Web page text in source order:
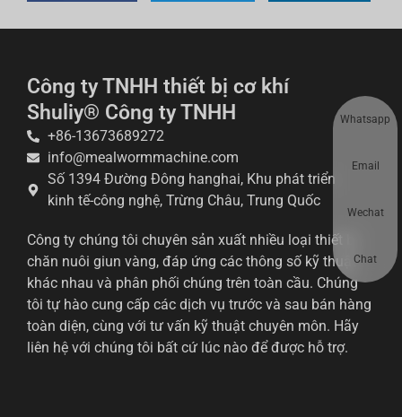
Công ty TNHH thiết bị cơ khí
Shuliy® Công ty TNHH
+86-13673689272
info@mealwormmachine.com
Số 1394 Đường Đông hanghai, Khu phát triển
kinh tế-công nghệ, Trừng Châu, Trung Quốc
Công ty chúng tôi chuyên sản xuất nhiều loại thiết bị
chăn nuôi giun vàng, đáp ứng các thông số kỹ thuật
khác nhau và phân phối chúng trên toàn cầu. Chúng
tôi tự hào cung cấp các dịch vụ trước và sau bán hàng
toàn diện, cùng với tư vấn kỹ thuật chuyên môn. Hãy
liên hệ với chúng tôi bất cứ lúc nào để được hỗ trợ.
Whatsapp
Email
Wechat
Chat